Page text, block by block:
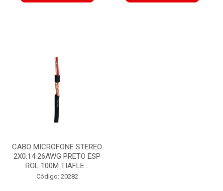
CABO MICROFONE STEREO
2X0.14 26AWG PRETO ESP
ROL 100M TIAFLE...
Código: 20282